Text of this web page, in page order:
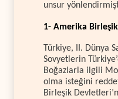
unsur
1- Amerika
Türkiye, II. Dünya
Sovyetlerin
Boğazlarla ilgili
olma isteğini
Birleşik